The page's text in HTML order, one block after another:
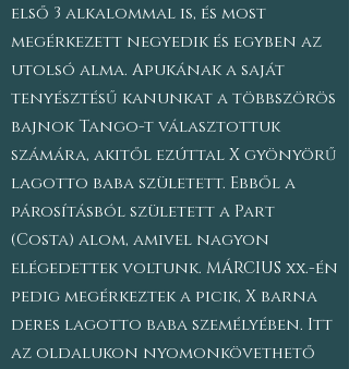
első 3 alkalommal is, és most
megérkezett negyedik és egyben az
utolsó alma. Apukának a saját
tenyésztésű kanunkat a többszörös
bajnok Tango-t választottuk
számára, akitől ezúttal X gyönyörű
lagotto baba született. Ebből a
párosításból született a Part
(Costa) alom, amivel nagyon
elégedettek voltunk. MÁRCIUS xx.-én
pedig megérkeztek a picik, X barna
deres lagotto baba személyében. Itt
az oldalukon nyomonkövethető